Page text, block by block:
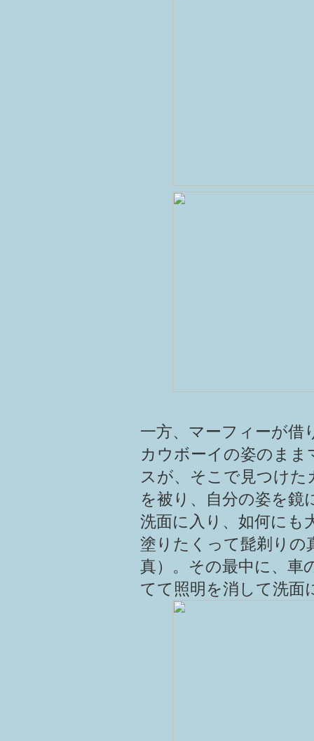
一方、マーフィーが借
カウボーイの姿のま
スが、そこで見つけた
を被り、自分の姿を鏡
洗面に入り、如何にも
塗りたくって髭剃りの
真）。その最中に、車
てて照明を消して洗面